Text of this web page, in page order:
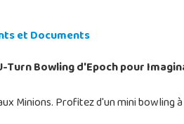
et Documents
Turn Bowling d'Epoch pour
Minions. Profitez d'un mini bowling